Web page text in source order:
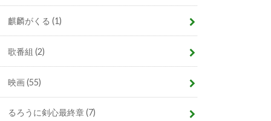
麒麟がくる(1)
歌番組(2)
映画(55)
るろうに剣心最終章(7)